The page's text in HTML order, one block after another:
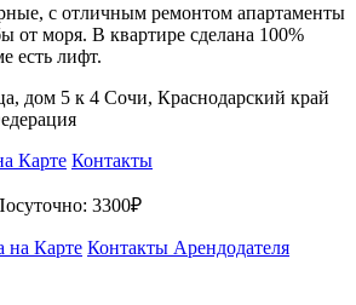
с отличным ремонтом апартаменты
от моря. В квартире сделана 100%
есть лифт.
дом 5 к 4 Сочи, Краснодарский край
Карте Контакты
3300₽
на Карте Контакты Арендодателя